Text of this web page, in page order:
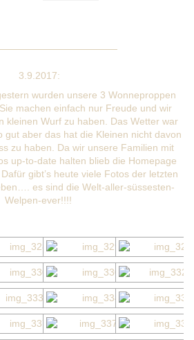
3.9.2017:
wurden unsere 3 Wonneproppen
machen einfach nur Freude und wir
kleinen Wurf zu haben. Das Wetter war
gut aber das hat die Kleinen nicht davon
zu haben. Da wir unsere Familien mit
up-to-date halten blieb die Homepage
gibt’s heute viele Fotos der letzten
es sind die Welt-aller-süssesten-
Welpen-ever!!!!